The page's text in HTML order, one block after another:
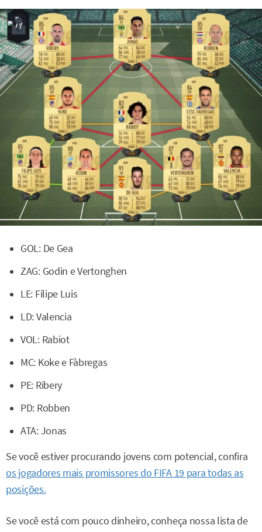
GOL: De Gea
ZAG: Godin e Vertonghen
LE: Filipe Luis
LD: Valencia
VOL: Rabiot
MC: Koke e Fàbregas
PE: Ribery
PD: Robben
ATA: Jonas
Se você estiver procurando jovens com potencial, confira
os jogadores mais promissores do FIFA 19 para todas as
posições.
Se você está com pouco dinheiro, conheça nossa lista de